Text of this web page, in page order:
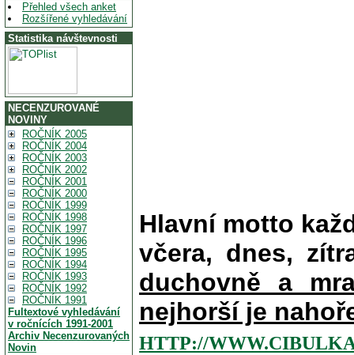
Přehled všech anket
Rozšířené vyhledávání
Statistika návštevnosti
NECENZUROVANÉ
NOVINY
ROČNÍK 2005
ROČNÍK 2004
ROČNÍK 2003
ROČNÍK 2002
ROČNÍK 2001
ROČNÍK 2000
ROČNÍK 1999
ROČNÍK 1998
ROČNÍK 1997
ROČNÍK 1996
ROČNÍK 1995
ROČNÍK 1994
ROČNÍK 1993
ROČNÍK 1992
ROČNÍK 1991
Fultextové vyhledávání
v ročnících 1991-2001
Archiv Necenzurovaných
Novin
Hlavní motto
včera, dnes,
duchovně a
nejhorší je
HTTP://